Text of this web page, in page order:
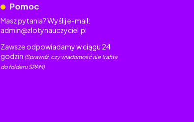
Pomoc
Masz pytania? Wyślij e-mail:
admin@zlotynauczyciel.pl
Zawsze odpowiadamy w ciągu 24
godzin (Sprawdź, czy wiadomość nie trafiła
do folderu SPAM)